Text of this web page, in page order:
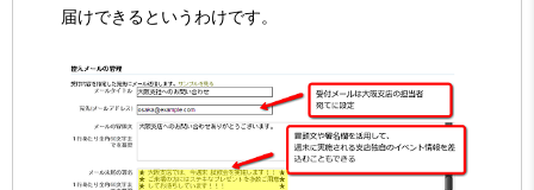
届けできるというわけです。